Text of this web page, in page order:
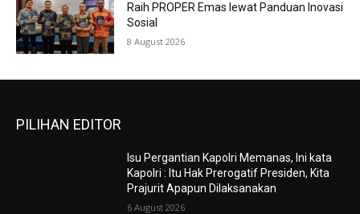
Raih PROPER Emas lewat Panduan Inovasi
Sosial
8 August 2026
PILIHAN EDITOR
Isu Pergantian Kapolri Memanas, Ini kata
Kapolri : Itu Hak Prerogatif Presiden, Kita
Prajurit Apapun Dilaksanakan
6 August 2026